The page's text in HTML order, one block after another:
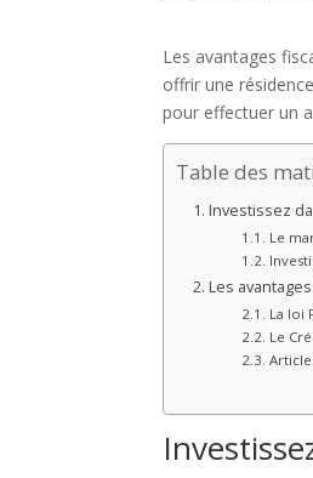
Les avantages
offrir une
pour effectuer un
Table des
Investissez
Le
Les
La loi
Le